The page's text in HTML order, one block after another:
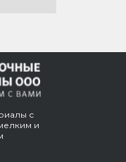
с
и